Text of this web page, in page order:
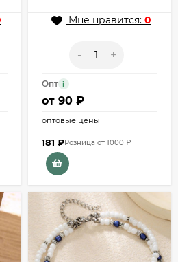
Мне нравится: 0
- +
Опт i
от 90 ₽
оптовые цены
181 ₽Розница от 1000 ₽